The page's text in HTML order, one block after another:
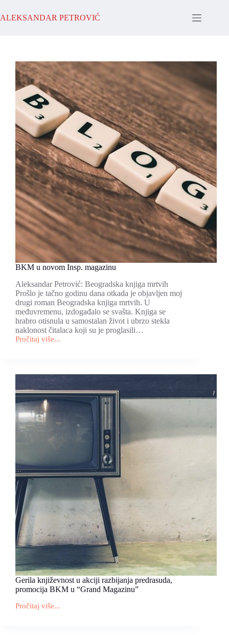
to
content
ALEKSANDAR PETROVIĆ
BKM u novom Insp. magazinu
Aleksandar Petrović: Beogradska knjiga mrtvih
Prošlo je tačno godinu dana otkada je objavljen moj
drugi roman Beogradska knjiga mrtvih. U
međuvremenu, izdogađalo se svašta. Knjiga se
hrabro otisnula u samostalan život i ubrzo stekla
naklonost čitalaca koji su je proglasili…
Pročitaj više...
BKM
magazinu
Gerila književnost u akciji razbijanja predrasuda,
promocija BKM u “Grand Magazinu”
Pročitaj više...
Gerila